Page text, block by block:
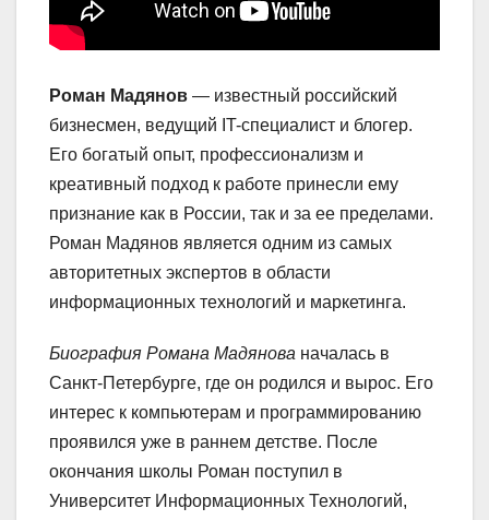
Роман Мадянов — известный российский
бизнесмен, ведущий IT-специалист и блогер.
Его богатый опыт, профессионализм и
креативный подход к работе принесли ему
признание как в России, так и за ее пределами.
Роман Мадянов является одним из самых
авторитетных экспертов в области
информационных технологий и маркетинга.
Биография Романа Мадянова началась в
Санкт-Петербурге, где он родился и вырос. Его
интерес к компьютерам и программированию
проявился уже в раннем детстве. После
окончания школы Роман поступил в
Университет Информационных Технологий,